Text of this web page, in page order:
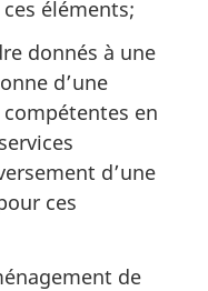
éléments;
donnés à une
d’une
en
d’une
ces
de